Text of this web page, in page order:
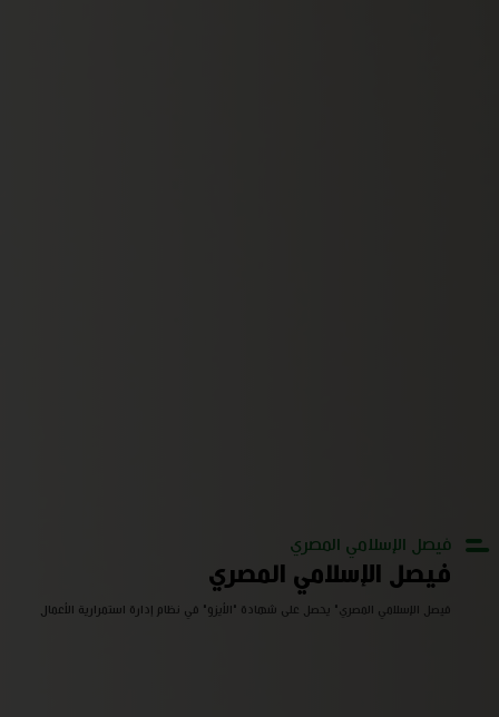
فيصل الإسلامي المصري
فيصل الإسلامي المصري
فيصل الإسلامي المصري" يحصل على شهادة "الأيزو" في نظام إدارة استمرارية الأعمال